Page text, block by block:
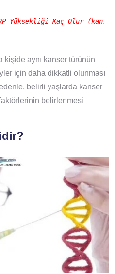
Yüksekliği Kaç Olur
kişide aynı kanser türünün
için daha dikkatli olunması
belirli yaşlarda kanser
belirlenmesi